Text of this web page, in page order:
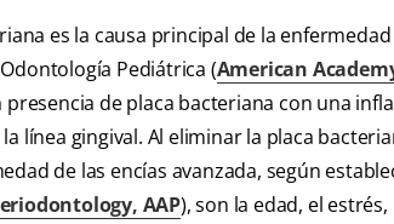
es la causa principal de la
Pediátrica (American
de placa bacteriana con una
línea gingival. Al eliminar la placa
de las encías avanzada, según
AAP), son la edad, el